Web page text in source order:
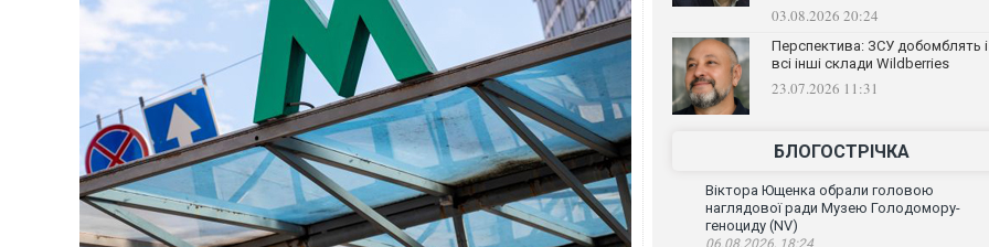
03.08.2026 20:24
Перспектива: ЗСУ добомблять і
всі інші склади Wildberries
23.07.2026 11:31
БЛОГОСТРІЧКА
Віктора Ющенка обрали головою
наглядової ради Музею Голодомору-
геноциду (NV)
06.08.2026, 18:24